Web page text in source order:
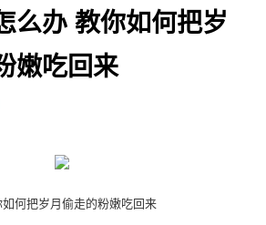
航
么办 教你如何把岁
嫩吃回来
何把岁月偷走的粉嫩吃回来